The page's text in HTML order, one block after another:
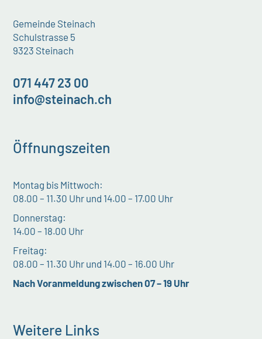
Gemeinde Steinach
Schulstrasse 5
9323 Steinach
071 447 23 00
info@steinach.ch
Öffnungszeiten
Montag bis Mittwoch:
08.00 – 11.30 Uhr und 14.00 – 17.00 Uhr
Donnerstag:
14.00 – 18.00 Uhr
Freitag:
08.00 – 11.30 Uhr und 14.00 – 16.00 Uhr
Nach Voranmeldung zwischen 07 – 19 Uhr
Weitere Links